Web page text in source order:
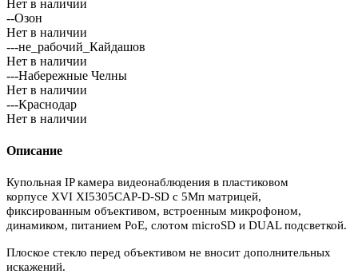
Нет в наличии
--Озон
Нет в наличии
---не_рабочий_Кайдашов
Нет в наличии
---Набережные Челны
Нет в наличии
---Краснодар
Нет в наличии
Описание
Купольная IP камера видеонаблюдения в пластиковом
корпусе XVI XI5305CAP-D-SD с 5Мп матрицей,
фиксированным объективом, встроенным микрофоном,
динамиком, питанием PoE, слотом microSD и DUAL подсветкой.
Плоское стекло перед объективом не вносит дополнительных
искажений.